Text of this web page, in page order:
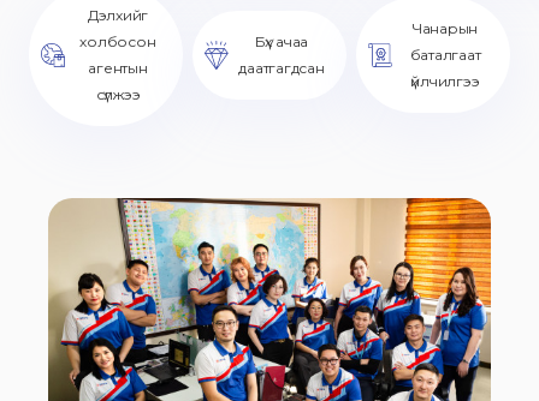
Дэлхийг
холбосон
агентын
сүлжээ
Бүх ачаа
даатгагдсан
Чанарын
баталгаат
үйлчилгээ